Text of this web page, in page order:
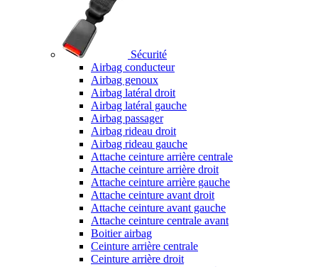
Sécurité
Airbag conducteur
Airbag genoux
Airbag latéral droit
Airbag latéral gauche
Airbag passager
Airbag rideau droit
Airbag rideau gauche
Attache ceinture arrière centrale
Attache ceinture arrière droit
Attache ceinture arrière gauche
Attache ceinture avant droit
Attache ceinture avant gauche
Attache ceinture centrale avant
Boitier airbag
Ceinture arrière centrale
Ceinture arrière droit